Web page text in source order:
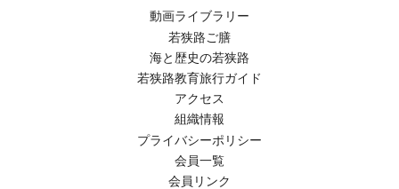
動画ライブラリー
若狭路ご膳
海と歴史の若狭路
若狭路教育旅行ガイド
アクセス
組織情報
プライバシーポリシー
会員一覧
会員リンク